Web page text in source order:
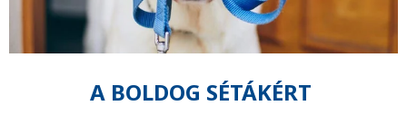
A BOLDOG SÉTÁKÉRT